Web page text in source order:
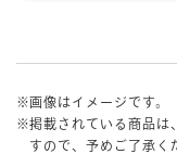
画像はイメージです。
掲載されている商品は
すので、予めご了承く